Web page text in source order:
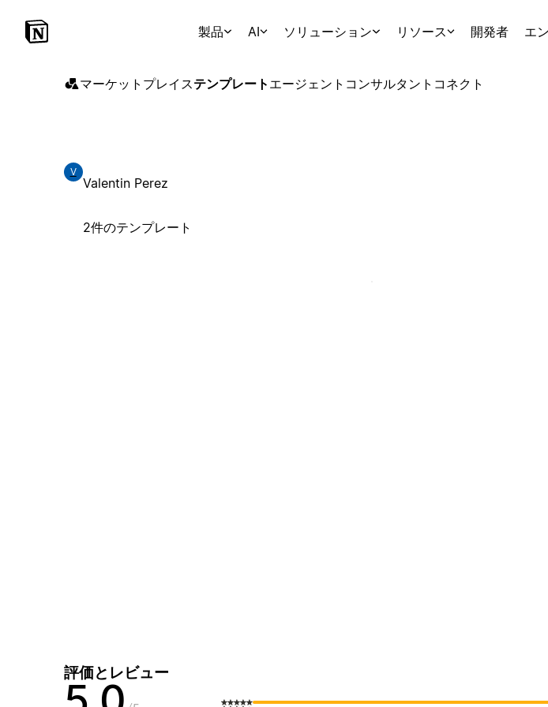
製品 AI ソリューション リソース 開発者 エ
マーケットプレイステンプレート エージェント コンサルタント コネクト
V
Valentin Perez
2件のテンプレート
評価とレビュー